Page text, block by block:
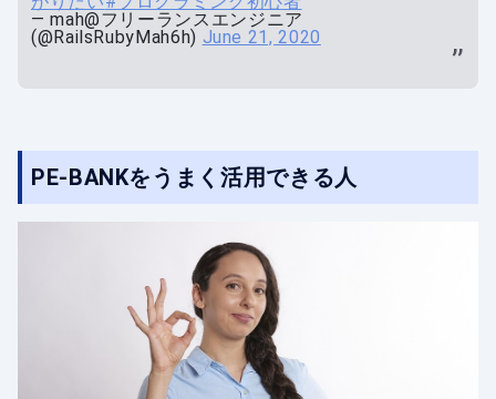
— mah@フリーランスエンジニア
(@RailsRubyMah6h) June 21, 2020
PE-BANKをうまく活用できる人